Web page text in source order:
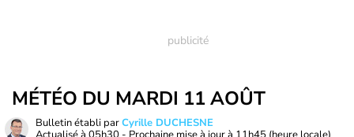
MÉTÉO DU MARDI 11 AOÛT
Bulletin établi parCyrille DUCHESNE